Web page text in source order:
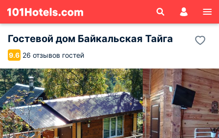
Гостевой дом Байкальская Тайга
9.6 26 отзывов гостей